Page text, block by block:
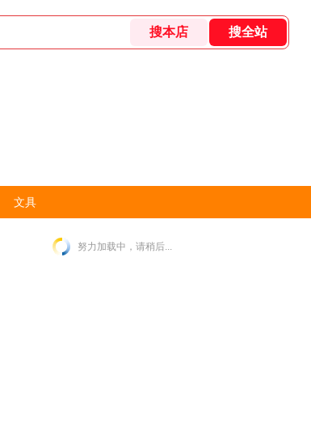
文具
努力加载中，请稍后...